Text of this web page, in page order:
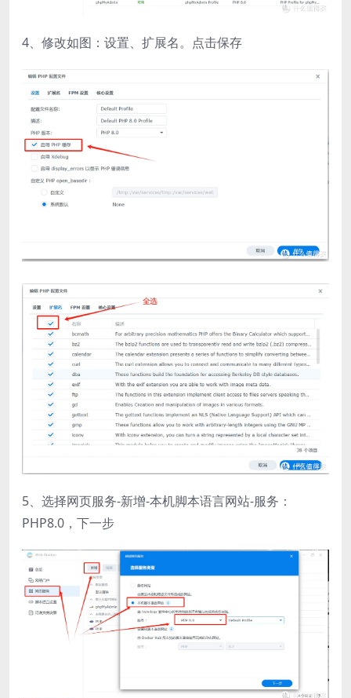
4、修改如图：设置、扩展名。点击保存
5、选择网页服务-新增-本机脚本语言网站-服务：
PHP8.0，下一步